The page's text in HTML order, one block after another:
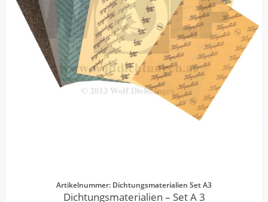
Artikelnummer: Dichtungsmaterialien Set A3
Dichtungsmaterialien – Set A 3